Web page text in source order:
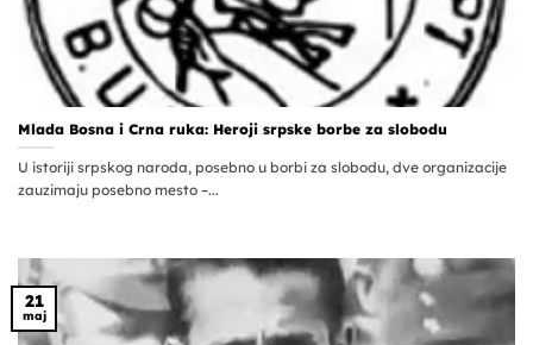
Mlada Bosna i Crna ruka: Heroji srpske borbe za slobodu
U istoriji srpskog naroda, posebno u borbi za slobodu, dve organizacije
zauzimaju posebno mesto –...
21
maj